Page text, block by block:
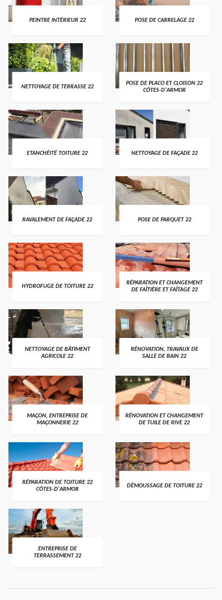
PEINTRE INTÉRIEUR 22 POSE DE CARRELAGE 22
NETTOYAGE DE TERRASSE 22
POSE DE PLACO ET CLOISON 22
CÔTES-D'ARMOR
ETANCHÉITÉ TOITURE 22 NETTOYAGE DE FAÇADE 22
RAVALEMENT DE FAÇADE 22 POSE DE PARQUET 22
HYDROFUGE DE TOITURE 22
RÉPARATION ET CHANGEMENT
DE FAÎTIÈRE ET FAÎTAGE 22
NETTOYAGE DE BÂTIMENT
AGRICOLE 22
RÉNOVATION, TRAVAUX DE
SALLE DE BAIN 22
MAÇON, ENTREPRISE DE
MAÇONNERIE 22
RÉNOVATION ET CHANGEMENT
DE TUILE DE RIVE 22
RÉPARATION DE TOITURE 22
CÔTES-D'ARMOR
DÉMOUSSAGE DE TOITURE 22
ENTREPRISE DE
TERRASSEMENT 22